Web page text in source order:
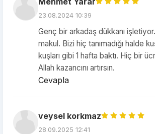
23.08.2024 10:39
Genç bir arkadaş dükkanı
makul. Bizi hiç tanımadığı halde
kuşları gibi 1 hafta baktı. Hiç bir
Allah kazancını artırsın.
Cevapla
veysel korkmaz
28.09.2025 12:41